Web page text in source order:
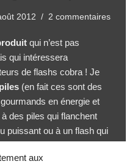
aux
2012 2 commentaires
qui n’est pas
qui intéressera
de flashs cobra ! Je
(en fait ces sont des
en énergie et
des piles qui flanchent
puissant ou à un flash qui